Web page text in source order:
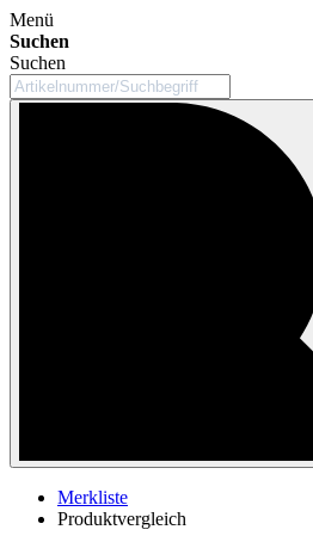
Menü
Suchen
Suchen
Merkliste
Produktvergleich